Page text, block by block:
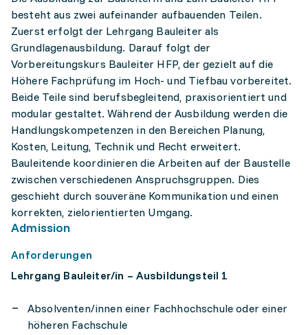
besteht aus zwei aufeinander aufbauenden Teilen.
Zuerst erfolgt der Lehrgang Bauleiter als
Grundlagenausbildung. Darauf folgt der
Vorbereitungskurs Bauleiter HFP, der gezielt auf die
Höhere Fachprüfung im Hoch- und Tiefbau vorbereitet.
Beide Teile sind berufsbegleitend, praxisorientiert und
modular gestaltet. Während der Ausbildung werden die
Handlungskompetenzen in den Bereichen Planung,
Kosten, Leitung, Technik und Recht erweitert.
Bauleitende koordinieren die Arbeiten auf der Baustelle
zwischen verschiedenen Anspruchsgruppen. Dies
geschieht durch souveräne Kommunikation und einen
korrekten, zielorientierten Umgang.
Admission
Anforderungen
Lehrgang Bauleiter/in – Ausbildungsteil 1
Absolventen/innen einer Fachhochschule oder einer
höheren Fachschule